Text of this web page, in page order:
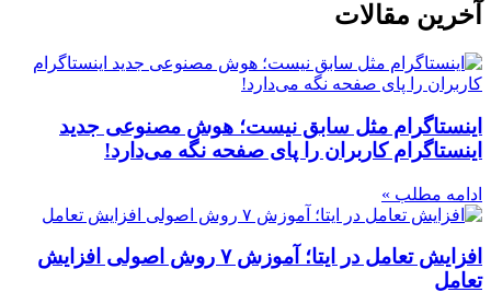
آخرین مقالات
اینستاگرام مثل سابق نیست؛ هوش مصنوعی جدید
اینستاگرام کاربران را پای صفحه نگه می‌دارد!
ادامه مطلب »
افزایش تعامل در ایتا؛ آموزش ۷ روش اصولی افزایش
تعامل